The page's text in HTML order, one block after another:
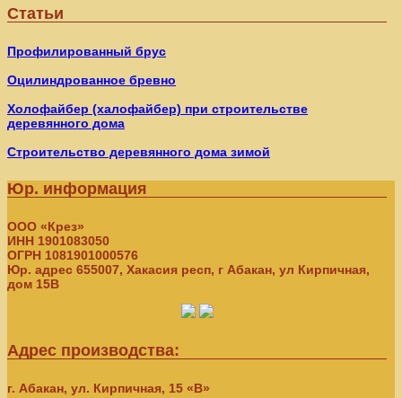
Статьи
Профилированный брус
Оцилиндрованное бревно
Холофайбер (халофайбер) при строительстве
деревянного дома
Строительство деревянного дома зимой
Юр. информация
ООО «Крез»
ИНН 1901083050
ОГРН 1081901000576
Юр. адрес 655007, Хакасия респ, г Абакан, ул Кирпичная,
дом 15В
Адрес производства:
г. Абакан, ул. Кирпичная, 15 «В»